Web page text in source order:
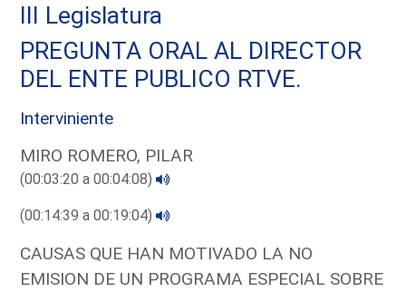
III Legislatura
PREGUNTA ORAL AL DIRECTOR
DEL ENTE PUBLICO RTVE.
Interviniente
MIRO ROMERO, PILAR
(00:03:20 a 00:04:08)
(00:14:39 a 00:19:04)
CAUSAS QUE HAN MOTIVADO LA NO
EMISION DE UN PROGRAMA ESPECIAL SOBRE